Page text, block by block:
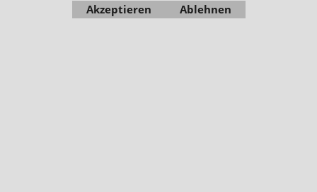
Akzeptieren Ablehnen